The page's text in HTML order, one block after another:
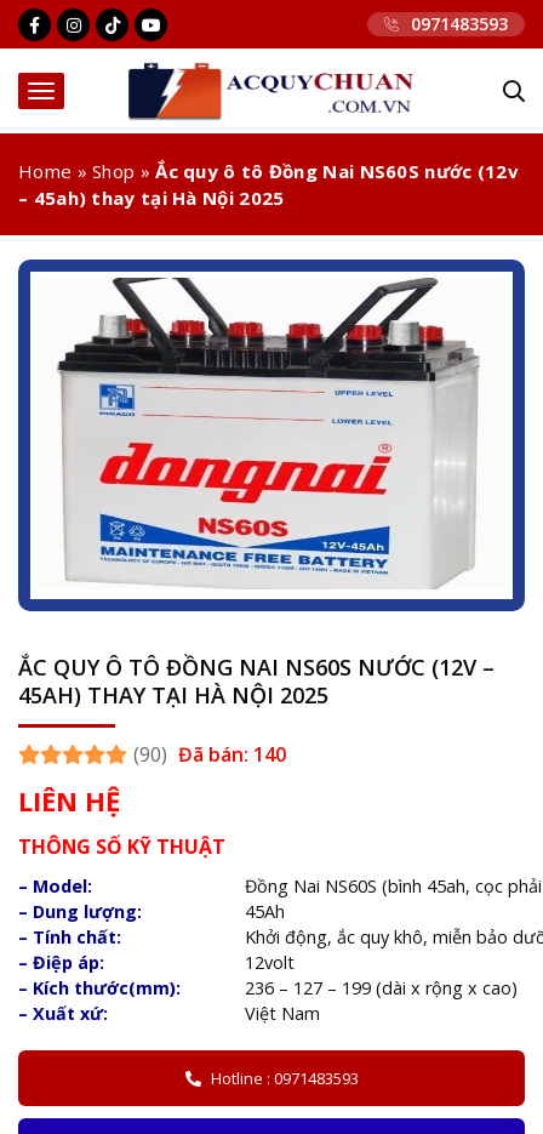
0971483593
Home »Shop »Ắc quy ô tô Đồng Nai NS60S nước (12v
– 45ah) thay tại Hà Nội 2025
ẮC QUY Ô TÔ ĐỒNG NAI NS60S NƯỚC (12V –
45AH) THAY TẠI HÀ NỘI 2025
(90) Đã bán: 140
LIÊN HỆ
THÔNG SỐ KỸ THUẬT
– Model:
Đồng Nai NS60S (bình 45ah, cọc
– Dung lượng:
45Ah
– Tính chất:
Khởi động, ắc quy khô, miễn bảo
– Điệp áp:
12volt
– Kích thước(mm):
236 – 127 – 199 (dài x rộng x cao)
– Xuất xứ:
Việt Nam
Hotline : 0971483593